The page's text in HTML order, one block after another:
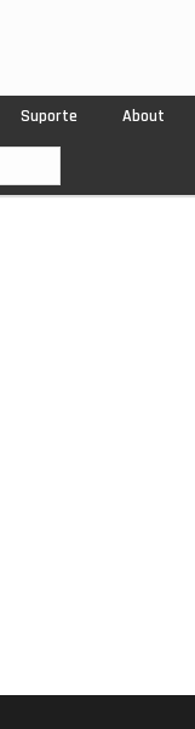
Suporte About